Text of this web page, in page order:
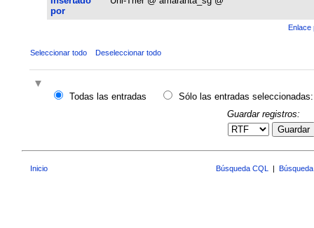
por
Enlace
Seleccionar todo Deseleccionar todo
Todas las entradas
Sólo las entradas seleccionadas:
Guardar registros:
Guardar
Inicio Búsqueda CQL